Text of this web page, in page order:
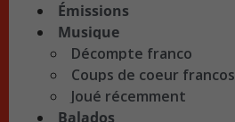
Émissions
Musique
Décompte franco
Coups de coeur francos
Joué récemment
Balados